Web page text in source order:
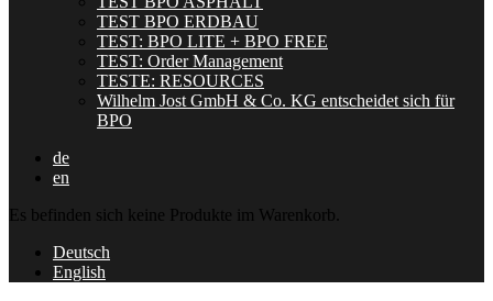
TEST BPO ERDBAU
TEST: BPO LITE + BPO FREE
TEST: Order Management
TESTE: RESOURCES
Wilhelm Jost GmbH & Co. KG entscheidet sich für
BPO
de
en
Es befinden sich keine Produkte im Warenkorb.
Deutsch
English